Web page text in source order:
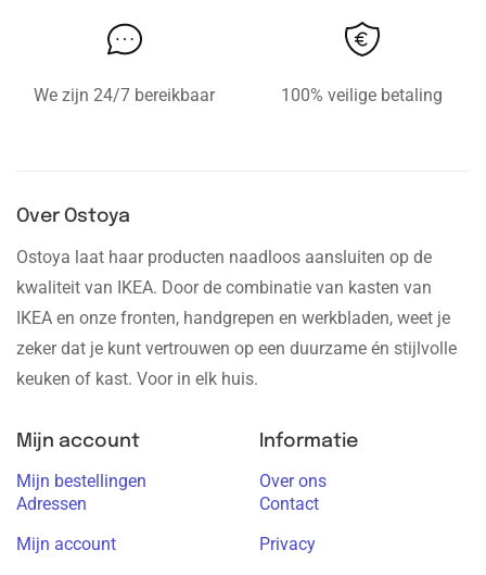
We zijn 24/7 bereikbaar 100% veilige betaling
Over Ostoya
Ostoya laat haar producten naadloos aansluiten op de
kwaliteit van IKEA. Door de combinatie van kasten van
IKEA en onze fronten, handgrepen en werkbladen, weet je
zeker dat je kunt vertrouwen op een duurzame én stijlvolle
keuken of kast. Voor in elk huis.
Mijn account
Mijn bestellingen
Adressen
Mijn account
Informatie
Over ons
Contact
Privacy